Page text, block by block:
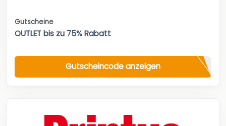
Gutscheine
OUTLET bis zu 75% Rabatt
Gutscheincode anzeigen